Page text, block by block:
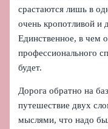
срастаются лишь в
очень кропотливой и
Единственное, в чем
профессионального
будет.
Дорога обратно на
путешествие двух
мыслями, что надо